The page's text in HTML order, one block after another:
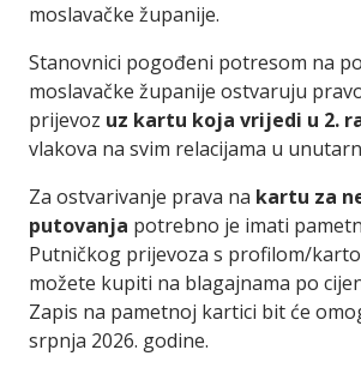
moslavačke županije.
Stanovnici pogođeni potresom na
moslavačke županije ostvaruju
prijevoz uz kartu koja vrijedi u 2.
vlakova na svim relacijama u
Za ostvarivanje prava na kartu za
putovanja potrebno je imati
Putničkog prijevoza s profilom/
možete kupiti na blagajnama po
Zapis na pametnoj kartici bit će
srpnja 2026. godine.